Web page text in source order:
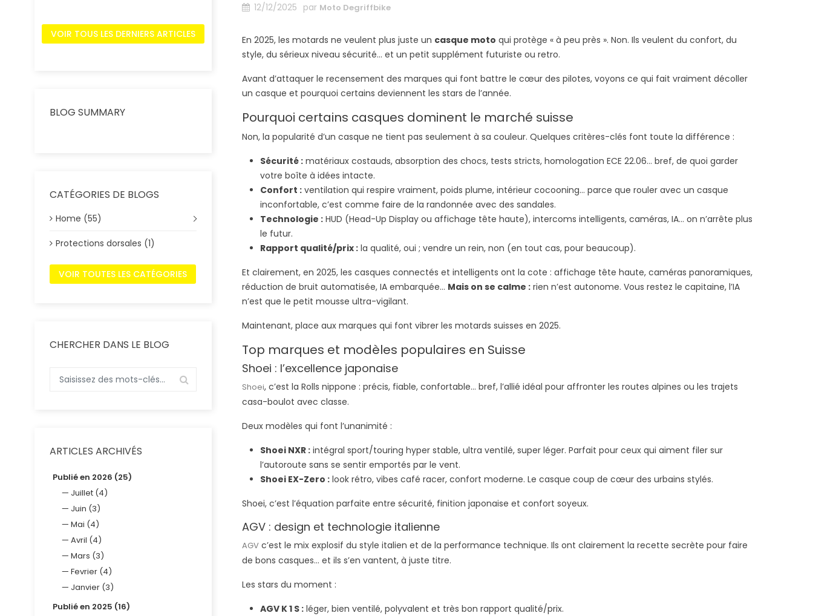
VOIR TOUS LES DERNIERS ARTICLES
BLOG SUMMARY
CATÉGORIES DE BLOGS
Home (55)
Protections dorsales (1)
VOIR TOUTES LES CATÉGORIES
CHERCHER DANS LE BLOG
ARTICLES ARCHIVÉS
Publié en 2026 (25)
Juillet (4)
Juin (3)
Mai (4)
Avril (4)
Mars (3)
Fevrier (4)
Janvier (3)
Publié en 2025 (16)
12/12/2025 par Moto Degriffbike
En 2025, les motards ne veulent plus juste un casque moto qui protège « à peu près ». Non. Ils veulent du confort, du
style, du sérieux niveau sécurité… et un petit supplément futuriste ou retro.
Avant d’attaquer le recensement des marques qui font battre le cœur des pilotes, voyons ce qui fait vraiment décoller
un casque et pourquoi certains deviennent les stars de l’année.
Pourquoi certains casques dominent le marché suisse
Non, la popularité d’un casque ne tient pas seulement à sa couleur. Quelques critères-clés font toute la différence :
Sécurité :matériaux costauds, absorption des chocs, tests stricts, homologation ECE 22.06… bref, de quoi garder
votre boîte à idées intacte.
Confort :ventilation qui respire vraiment, poids plume, intérieur cocooning… parce que rouler avec un casque
inconfortable, c’est comme faire de la randonnée avec des sandales.
Technologie :HUD (Head-Up Display ou affichage tête haute), intercoms intelligents, caméras, IA… on n’arrête plus
le futur.
Rapport qualité/prix :la qualité, oui ; vendre un rein, non (en tout cas, pour beaucoup).
Et clairement, en 2025, les casques connectés et intelligents ont la cote : affichage tête haute, caméras panoramiques,
réduction de bruit automatisée, IA embarquée… Mais on se calme :rien n’est autonome. Vous restez le capitaine, l’IA
n’est que le petit mousse ultra-vigilant.
Maintenant, place aux marques qui font vibrer les motards suisses en 2025.
Top marques et modèles populaires en Suisse
Shoei : l’excellence japonaise
Shoei, c’est la Rolls nippone : précis, fiable, confortable… bref, l’allié idéal pour affronter les routes alpines ou les trajets
casa-boulot avec classe.
Deux modèles qui font l’unanimité :
Shoei NXR :intégral sport/touring hyper stable, ultra ventilé, super léger. Parfait pour ceux qui aiment filer sur
l’autoroute sans se sentir emportés par le vent.
Shoei EX-Zero :look rétro, vibes café racer, confort moderne. Le casque coup de cœur des urbains stylés.
Shoei, c’est l’équation parfaite entre sécurité, finition japonaise et confort soyeux.
AGV : design et technologie italienne
AGVc’est le mix explosif du style italien et de la performance technique. Ils ont clairement la recette secrète pour faire
de bons casques… et ils s’en vantent, à juste titre.
Les stars du moment :
AGV K 1 S :léger, bien ventilé, polyvalent et très bon rapport qualité/prix.